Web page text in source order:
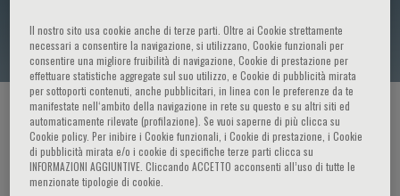
A. de Bartolomeis
HOME PAGE / CORSI ED EVENTI / RELATORE
Il nostro sito usa cookie anche di terze parti. Oltre ai Cookie strettamente
necessari a consentire la navigazione, si utilizzano, Cookie funzionali per
consentire una migliore fruibilità di navigazione, Cookie di prestazione per
effettuare statistiche aggregate sul suo utilizzo, e Cookie di pubblicità mirata
per sottoporti contenuti, anche pubblicitari, in linea con le preferenze da te
manifestate nell‘ambito della navigazione in rete su questo e su altri siti ed
automaticamente rilevate (profilazione). Se vuoi saperne di più clicca su
Cookie policy. Per inibire i Cookie funzionali, i Cookie di prestazione, i Cookie
di pubblicità mirata e/o i cookie di specifiche terze parti clicca su
INFORMAZIONI AGGIUNTIVE. Cliccando ACCETTO acconsenti all’uso di tutte le
menzionate tipologie di cookie.